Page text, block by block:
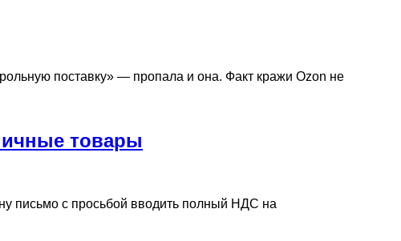
поставку» — пропала и она. Факт кражи Ozon не
товары
письмо с просьбой вводить полный НДС на